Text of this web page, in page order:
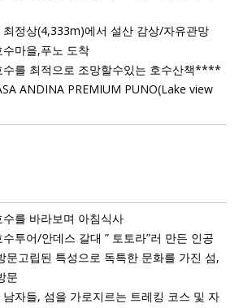
최정상(4,333m)에서 설산 감상/자유관망
마을,푸노 도착
수를 최적으로 조망할수있는 호수산책****
ANDINA PREMIUM PUNO(Lake view
수를 바라보며 아침식사
투어/안데스 갈대 ” 토토라”러 만든 인공
문고립된 특성으로 독특한 문화를 가진 섬,
문
남자들, 섬을 가로지르는 트레킹 코스 및 자